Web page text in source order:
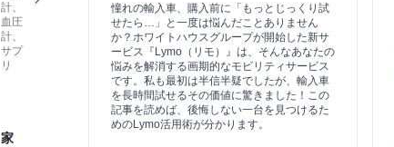
計、
血圧
計、
サプ
リ
家
憧れの輸入車、購入前に「もっとじっくり試
せたら…」と一度は悩んだことありません
か？ホワイトハウスグループが開始した新サ
ービス『Lymo（リモ）』は、そんなあなたの
悩みを解消する画期的なモビリティサービス
です。私も最初は半信半疑でしたが、輸入車
を長時間試せるその価値に驚きました！この
記事を読めば、後悔しない一台を見つけるた
めのLymo活用術が分かります。